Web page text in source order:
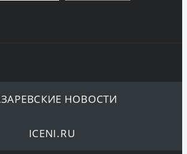
НОВОСТИ
ICENI.RU